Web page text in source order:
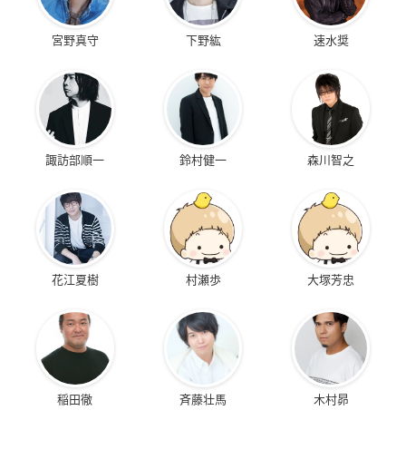
宮野真守 下野紘 速水奨
諏訪部順一 鈴村健一 森川智之
花江夏樹 村瀬歩 大塚芳忠
稲田徹 斉藤壮馬 木村昴